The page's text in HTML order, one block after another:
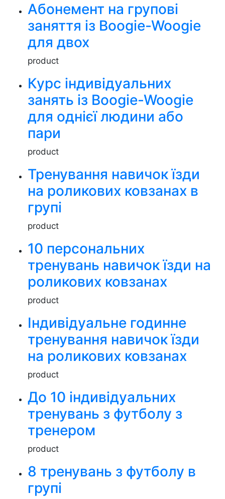
Абонемент на групові
заняття із Boogie-Woogie
для двох
product
Курс індивідуальних
занять із Boogie-Woogie
для однієї людини або
пари
product
Тренування навичок їзди
на роликових ковзанах в
групі
product
10 персональних
тренувань навичок їзди на
роликових ковзанах
product
Індивідуальне годинне
тренування навичок їзди
на роликових ковзанах
product
До 10 індивідуальних
тренувань з футболу з
тренером
product
8 тренувань з футболу в
групі